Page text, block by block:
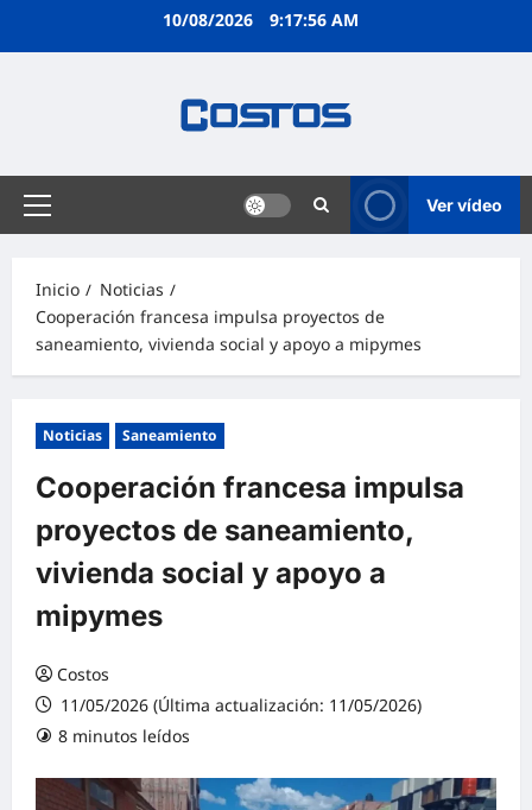
10/08/2026 9:17:57 AM
Ver vídeo
Inicio
Noticias
Cooperación francesa impulsa proyectos de
saneamiento, vivienda social y apoyo a mipymes
Noticias Saneamiento
Cooperación francesa impulsa
proyectos de saneamiento,
vivienda social y apoyo a
mipymes
Costos
11/05/2026 (Última actualización: 11/05/2026)
8 minutos leídos